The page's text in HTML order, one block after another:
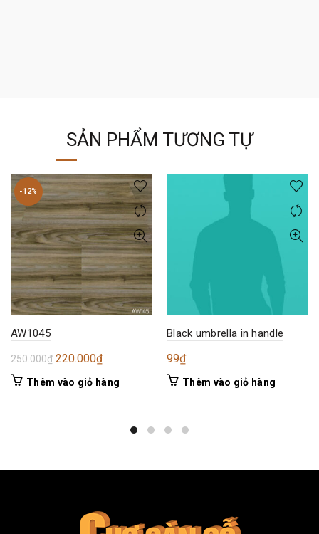
SẢN PHẨM TƯƠNG TỰ
-12%
AW1045
250.000₫ Giá
gốc
220.000₫Giá
hiện
220.000₫.
Thêm vào giỏ hàng
Black umbrella in handle
99₫
Thêm vào giỏ hàng